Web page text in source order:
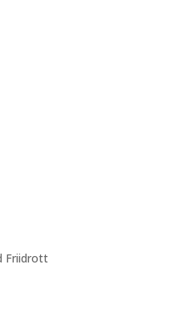
Friidrott